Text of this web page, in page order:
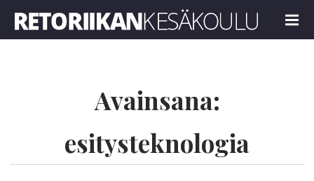
MENU
Avainsana:
esitysteknologia